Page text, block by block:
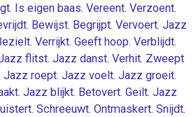
Is eigen baas. Vereent. Verzoent.
Bewijst. Begrijpt. Vervoert. Jazz
Verrijkt. Geeft hoop. Verblijdt.
flitst. Jazz danst. Verhit. Zweept
Jazz roept. Jazz voelt. Jazz groeit.
Jazz blijkt. Betovert. Geilt. Jazz
Schreeuwt. Ontmaskert. Snijdt.